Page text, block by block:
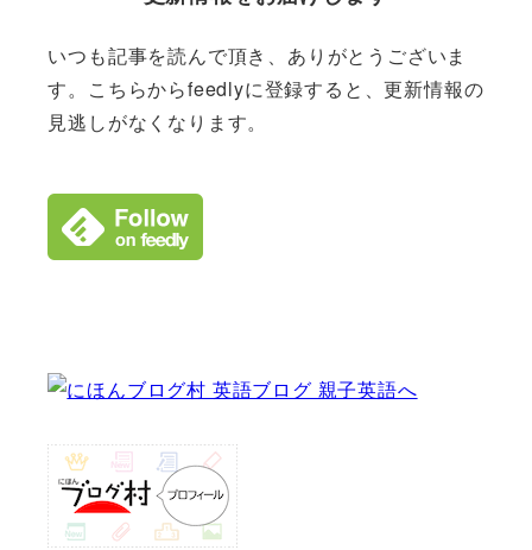
いつも記事を読んで頂き、ありがとうございま
す。こちらからfeedlyに登録すると、更新情報の
見逃しがなくなります。